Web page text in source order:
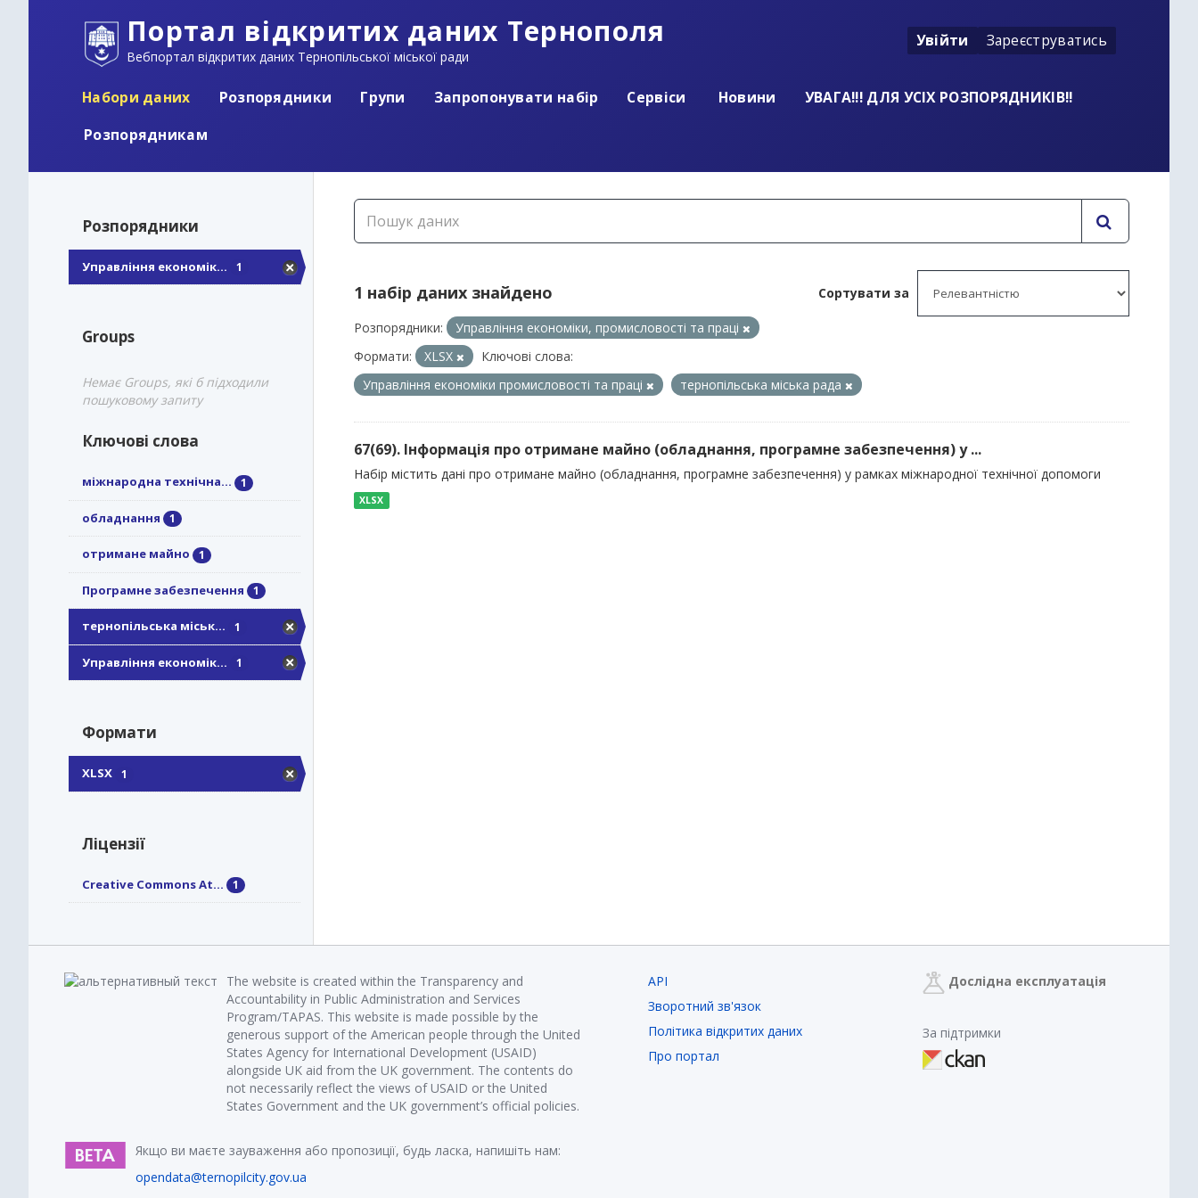
Портал відкритих даних Тернополя
Вебпортал відкритих даних Тернопільської міської ради
Увійти Зареєструватись
Набори даних Розпорядники Групи Запропонувати набір Сервіси Новини
УВАГА!!! ДЛЯ УСІХ РОЗПОРЯДНИКІВ!!
Розпорядникам
Розпорядники
Управління економік... 1
Groups
Немає Groups, які б підходили
пошуковому запиту
Ключові слова
міжнародна технічна... 1
обладнання 1
отримане майно 1
Програмне забезпечення 1
тернопільська міськ... 1
Управління економік... 1
Формати
XLSX 1
Ліцензії
Creative Commons At... 1
Сортувати за
1 набір даних знайдено
Розпорядники:
Управління економіки, промисловості та праці
Формати:
XLSX
Ключові слова:
Управління економіки промисловості та праці
тернопільська міська рада
67(69). Інформація про отримане майно (обладнання, програмне забезпечення) у ...
Набір містить дані про отримане майно (обладнання, програмне забезпечення) у рамках міжнародної технічної допомоги
XLSX
The website is created within the Transparency and
Accountability in Public Administration and Services
Program/TAPAS. This website is made possible by the
generous support of the American people through the United
States Agency for International Development (USAID)
alongside UK aid from the UK government. The contents do
not necessarily reflect the views of USAID or the United
States Government and the UK government’s official policies.
Якщо ви маєте зауваження або пропозиції, будь ласка, напишіть нам:
opendata@ternopilcity.gov.ua
API
Зворотний зв'язок
Політика відкритих даних
Про портал
Дослідна експлуатація
За підтримки